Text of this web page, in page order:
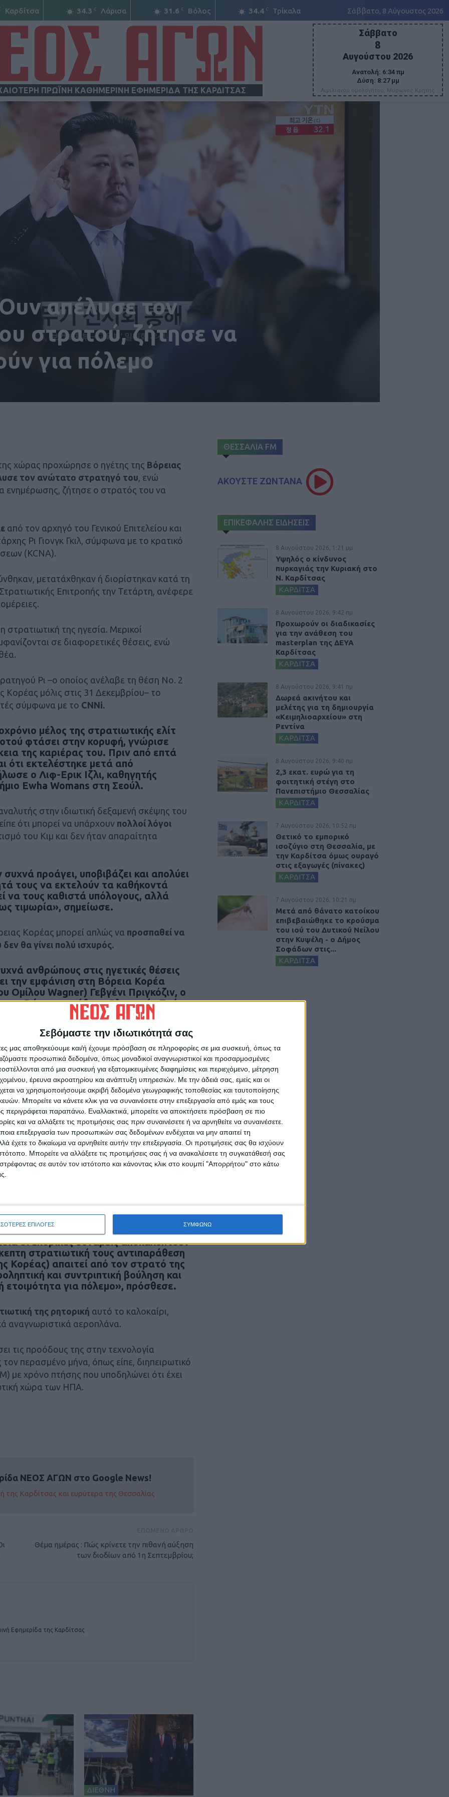
Σεβόμαστε την ιδιωτικότητά σας
μας αποθηκεύουμε και/ή έχουμε πρόσβαση σε πληροφορίες σε μια συσκευή, όπως τα
προσωπικά δεδομένα, όπως μοναδικοί αναγνωριστικοί και προσαρμοσμένες
από μια συσκευή για εξατομικευμένες διαφημίσεις και περιεχόμενο, μέτρηση
έρευνα ακροατηρίου και ανάπτυξη υπηρεσιών. Με την άδειά σας, εμείς και οι
να χρησιμοποιήσουμε ακριβή δεδομένα γεωγραφικής τοποθεσίας και ταυτοποίησης
Μπορείτε να κάνετε κλικ για να συναινέσετε στην επεξεργασία από εμάς και τους
περιγράφεται παραπάνω. Εναλλακτικά, μπορείτε να αποκτήσετε πρόσβαση σε πιο
και να αλλάξετε τις προτιμήσεις σας πριν συναινέσετε ή να αρνηθείτε να συναινέσετε.
επεξεργασία των προσωπικών σας δεδομένων ενδέχεται να μην απαιτεί τη
έχετε το δικαίωμα να αρνηθείτε αυτήν την επεξεργασία. Οι προτιμήσεις σας θα ισχύουν
Μπορείτε να αλλάξετε τις προτιμήσεις σας ή να ανακαλέσετε τη συγκατάθεσή σας
σε αυτόν τον ιστότοπο και κάνοντας κλικ στο κουμπί "Απορρήτου" στο κάτω
ΕΠΙΛΟΓΕΣ ΣΥΜΦΩΝΩ
Καρδίτσα 34.3 C Λάρισα 31.6 C Βόλος 34.4 C Τρίκαλα Σάββατο, 8 Αύγουστος 2026
ΠΡΩΪΝΗ ΚΑΘΗΜΕΡΙΝΗ ΕΦΗΜΕΡΙΔΑ ΤΗΣ ΚΑΡΔΙΤΣΑΣ
ΝΕΟΣ
ΑΓΩΝ
Σάββατο
8
Αυγούστου 2026
Ανατολή: 6:34 πμ
Δύση: 8:27 μμ
Αιμιλιανού ομολογήτου, Μύρωνος Κρήτης
απέλυσε τον
στρατού, ζήτησε να
για πόλεμο
χώρας προχώρησε ο ηγέτης της Βόρειας
τον ανώτατο στρατηγό του , ενώ
ενημέρωσης, ζήτησε ο στρατός του να
από τον αρχηγό του Γενικού Επιτελείου και
Ρι Γιονγκ Γκιλ, σύμφωνα με το κρατικό
(KCNA).
μετατάχθηκαν ή διορίστηκαν κατά τη
Επιτροπής την Τετάρτη, ανέφερε
στρατιωτική της ηγεσία. Μερικοί
σε διαφορετικές θέσεις, ενώ
Ρι –ο οποίος ανέλαβε τη θέση Νο. 2
Κορέας μόλις στις 31 Δεκεμβρίου– το
σύμφωνα με το CNNi.
μέλος της στρατιωτικής ελίτ
φτάσει στην κορυφή, γνώρισε
της καριέρας του. Πριν από επτά
ότι εκτελέστηκε μετά από
ο Λιφ-Ερικ Ιζλι, καθηγητής
Ewha Womans στη Σεούλ.
στην ιδιωτική δεξαμενή σκέψης του
ότι μπορεί να υπάρχουν πολλοί λόγοι
του Κιμ και δεν ήταν απαραίτητα
προάγει, υποβιβάζει και απολύει
τους να εκτελούν τα καθήκοντά
να τους καθιστά υπόλογους, αλλά
τιμωρία», σημείωσε.
Κορέας μπορεί απλώς να προσπαθεί να
θα γίνει πολύ ισχυρός.
ανθρώπους στις ηγετικές θέσεις
την εμφάνιση στη Βόρεια Κορέα
Ομίλου Wagner) Γεβγένι Πριγκόζιν, ο
του Ρώσου προέδρου Βλαντιμίρ Πούτιν
έλεγχο των οικονομικών
μεταξύ των ενόπλων δυνάμεων».
μόλις στο τέλος του δελτίου του
σε αυτό που είπε ότι ήταν «πιο
καλύτερα ο στρατός για έναν πόλεμο,
κατάστασης που επικρατεί στην
οι Ηνωμένες Πολιτείες,δεν αναφέρθηκαν
καθώς ειπώθηκε πως η συνάντηση
κύριων ενόχων της επιδείνωσης της
ήταν το κορυφαίο θέμα της
ανέφερε το KCNA.
οι εχθρικές δυνάμεις αποκαλύπτουν
στρατιωτική τους αντιπαράθεση
Κορέας) απαιτεί από τον στρατό της
και συντριπτική βούληση και
ετοιμότητα για πόλεμο», πρόσθεσε.
της ρητορική αυτό το καλοκαίρι,
αναγνωριστικά αεροπλάνα.
τις προόδους της στην τεχνολογία
περασμένο μήνα, όπως είπε, διηπειρωτικό
με χρόνο πτήσης που υποδηλώνει ότι έχει
χώρα των ΗΠΑ.
ΝΕΟΣ ΑΓΩΝ στο Google News!
της Καρδίτσας και ευρύτερα της Θεσσαλίας
Θέμα ημέρας : Πώς κρίνετε την πιθανή αύξηση
των διοδίων από 1η Σεπτεμβρίου;
Εφημερίδα της Καρδίτσας
ΔΙΕΘΝΗ
ΘΕΣΣΑΛΙΑ FM
ΑΚΟΥΣΤΕ ΖΩΝΤΑΝΑ
ΕΠΙΚΕΦΑΛΗΣ ΕΙΔΗΣΕΙΣ
8 Αυγούστου 2026, 1:21 μμ
Υψηλός ο κίνδυνος
πυρκαγιάς την Κυριακή στο
Ν. Καρδίτσας
ΚΑΡΔΙΤΣΑ
8 Αυγούστου 2026, 9:42 πμ
Προχωρούν οι διαδικασίες
για την ανάθεση του
masterplan της ΔΕΥΑ
Καρδίτσας
ΚΑΡΔΙΤΣΑ
8 Αυγούστου 2026, 9:41 πμ
Δωρεά ακινήτου και
μελέτης για τη δημιουργία
«Κειμηλιοαρχείου» στη
Ρεντίνα
ΚΑΡΔΙΤΣΑ
8 Αυγούστου 2026, 9:40 πμ
2,3 εκατ. ευρώ για τη
φοιτητική στέγη στο
Πανεπιστήμιο Θεσσαλίας
ΚΑΡΔΙΤΣΑ
7 Αυγούστου 2026, 10:52 πμ
Θετικό το εμπορικό
ισοζύγιο στη Θεσσαλία, με
την Καρδίτσα όμως ουραγό
στις εξαγωγές (πίνακες)
ΚΑΡΔΙΤΣΑ
7 Αυγούστου 2026, 10:21 πμ
Μετά από θάνατο κατοίκου
επιβεβαιώθηκε το κρούσμα
του ιού του Δυτικού Νείλου
στην Κυψέλη - ο Δήμος
Σοφάδων στις...
ΚΑΡΔΙΤΣΑ